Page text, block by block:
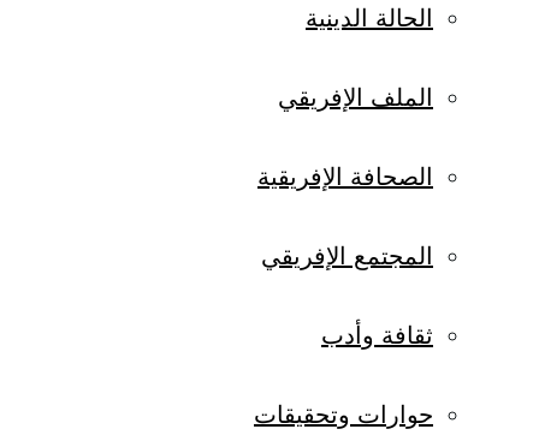
الحالة الدينية
الملف الإفريقي
الصحافة الإفريقية
المجتمع الإفريقي
ثقافة وأدب
حوارات وتحقيقات